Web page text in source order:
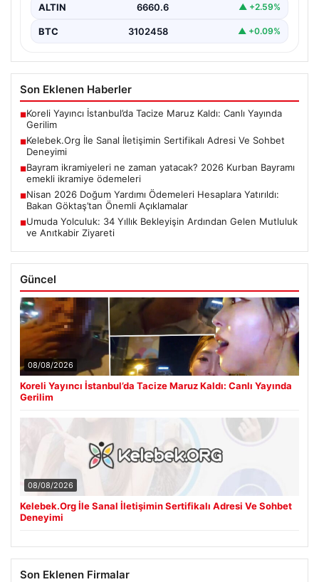
ALTIN 6660.6 ▲ +2.59%
BTC 3102458 ▲ +0.09%
Son Eklenen Haberler
■Koreli Yayıncı İstanbul’da Tacize Maruz Kaldı: Canlı Yayında
Gerilim
■Kelebek.Org İle Sanal İletişimin Sertifikalı Adresi Ve Sohbet
Deneyimi
■Bayram ikramiyeleri ne zaman yatacak? 2026 Kurban Bayramı
emekli ikramiye ödemeleri
■Nisan 2026 Doğum Yardımı Ödemeleri Hesaplara Yatırıldı:
Bakan Göktaş’tan Önemli Açıklamalar
■Umuda Yolculuk: 34 Yıllık Bekleyişin Ardından Gelen Mutluluk
ve Anıtkabir Ziyareti
Güncel
08/08/2026
Koreli Yayıncı İstanbul’da Tacize Maruz Kaldı: Canlı Yayında
Gerilim
08/08/2026
Kelebek.Org İle Sanal İletişimin Sertifikalı Adresi Ve Sohbet
Deneyimi
Son Eklenen Firmalar